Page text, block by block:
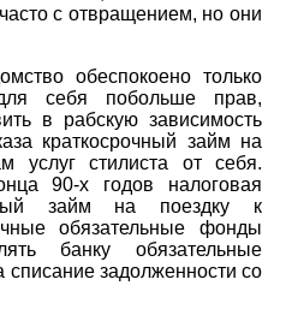
с отвращением, но они
обеспокоено только
себя побольше прав,
в рабскую зависимость
краткосрочный займ на
услуг стилиста от себя.
90-х годов налоговая
займ на поездку к
обязательные фонды
банку обязательные
списание задолженности со